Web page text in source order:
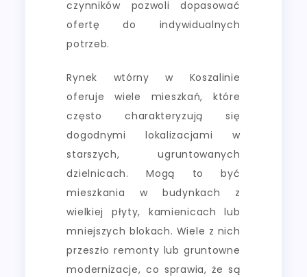
czynników pozwoli dopasować
ofertę do indywidualnych
potrzeb.
Rynek wtórny w Koszalinie
oferuje wiele mieszkań, które
często charakteryzują się
dogodnymi lokalizacjami w
starszych, ugruntowanych
dzielnicach. Mogą to być
mieszkania w budynkach z
wielkiej płyty, kamienicach lub
mniejszych blokach. Wiele z nich
przeszło remonty lub gruntowne
modernizacje, co sprawia, że są